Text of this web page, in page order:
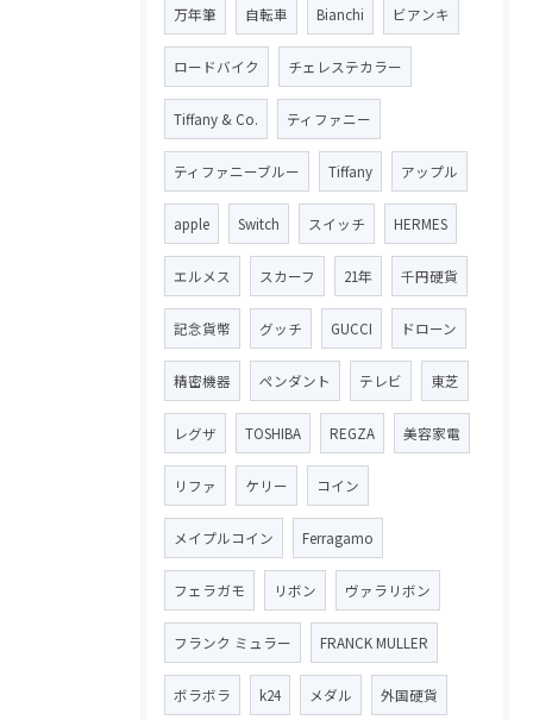
万年筆 自転車 Bianchi ビアンキ
ロードバイク チェレステカラー
Tiffany & Co. ティファニー
ティファニーブルー Tiffany アップル
apple Switch スイッチ HERMES
エルメス スカーフ 21年 千円硬貨
記念貨幣 グッチ GUCCI ドローン
精密機器 ペンダント テレビ 東芝
レグザ TOSHIBA REGZA 美容家電
リファ ケリー コイン
メイプルコイン Ferragamo
フェラガモ リボン ヴァラリボン
フランク ミュラー FRANCK MULLER
ボラボラ k24 メダル 外国硬貨